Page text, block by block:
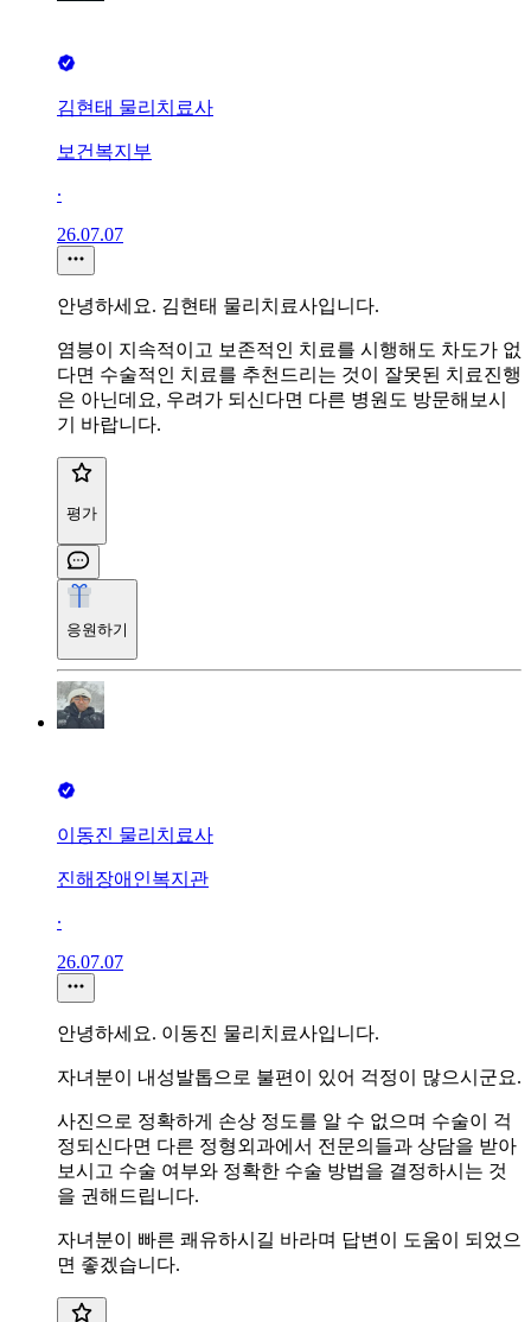
김현태 물리치료사
보건복지부
∙
26.07.07
안녕하세요. 김현태 물리치료사입니다.
염븡이 지속적이고 보존적인 치료를 시행해도 차도가 없
다면 수술적인 치료를 추천드리는 것이 잘못된 치료진행
은 아닌데요, 우려가 되신다면 다른 병원도 방문해보시
기 바랍니다.
평가
응원하기
이동진 물리치료사
진해장애인복지관
∙
26.07.07
안녕하세요. 이동진 물리치료사입니다.
자녀분이 내성발톱으로 불편이 있어 걱정이 많으시군요.
사진으로 정확하게 손상 정도를 알 수 없으며 수술이 걱
정되신다면 다른 정형외과에서 전문의들과 상담을 받아
보시고 수술 여부와 정확한 수술 방법을 결정하시는 것
을 권해드립니다.
자녀분이 빠른 쾌유하시길 바라며 답변이 도움이 되었으
면 좋겠습니다.